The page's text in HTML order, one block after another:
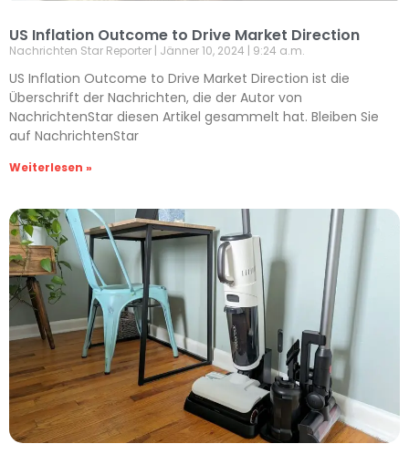
US Inflation Outcome to Drive Market Direction
Nachrichten Star Reporter Jänner 10, 2024 9:24 a.m.
US Inflation Outcome to Drive Market Direction ist die
Überschrift der Nachrichten, die der Autor von
NachrichtenStar diesen Artikel gesammelt hat. Bleiben Sie
auf NachrichtenStar
Weiterlesen »